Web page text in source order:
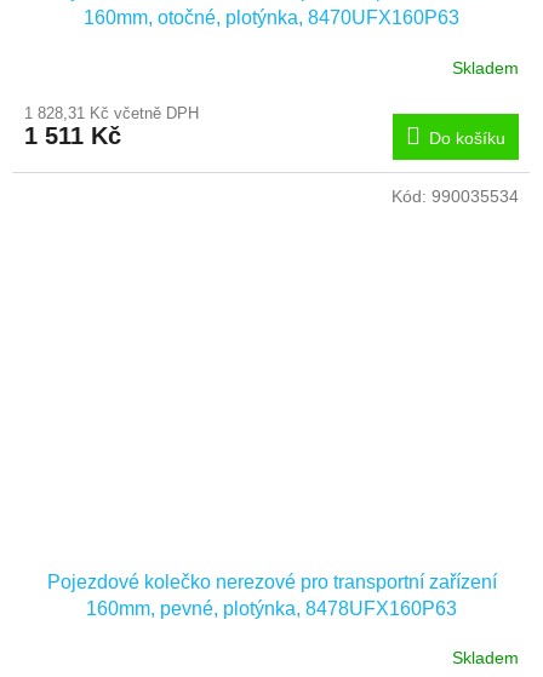
160mm, otočné, plotýnka, 8470UFX160P63
Skladem
1 828,31 Kč včetně DPH
1 511 Kč Do košíku
Pojezdové kolečko nerezové pro transportní zařízení
160mm, pevné, plotýnka, 8478UFX160P63
Skladem
Kód: 990035534